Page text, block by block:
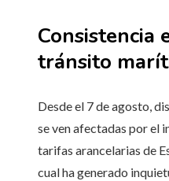
Consistencia
tránsito
Desde el 7 de agosto,
se ven afectadas por el
tarifas arancelarias de
cual ha generado